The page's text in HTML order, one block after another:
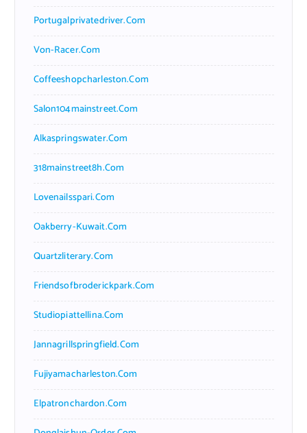
Portugalprivatedriver.com
Von-Racer.com
Coffeeshopcharleston.com
Salon104mainstreet.com
Alkaspringswater.com
318mainstreet8h.com
Lovenailsspari.com
Oakberry-Kuwait.com
Quartzliterary.com
Friendsofbroderickpark.com
Studiopiattellina.com
Jannagrillspringfield.com
Fujiyamacharleston.com
Elpatronchardon.com